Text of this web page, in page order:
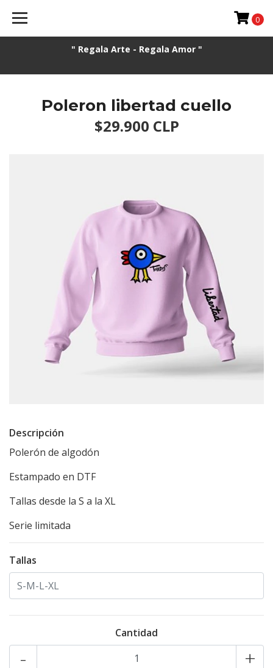
" Regala Arte - Regala Amor "
0
Poleron libertad cuello
$29.900 CLP
Descripción
Polerón de algodón
Estampado en DTF
Tallas desde la S a la XL
Serie limitada
Tallas
Cantidad
- +